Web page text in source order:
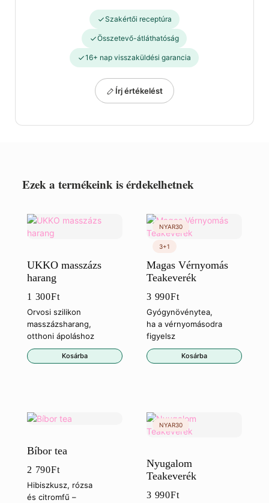
Szakértői receptúra
Összetevő-átláthatóság
16+ nap visszaküldési garancia
Írj értékelést
Ezek a termékeink is érdekelhetnek
UKKO masszázs
harang
1 300Ft
Orvosi szilikon
masszázsharang,
otthoni ápoláshoz
Kosárba
Magas Vérnyomás
Teakeverék
3 990Ft
Gyógynövénytea,
ha a vérnyomásodra
figyelsz
Kosárba
Bíbor tea
2 790Ft
Hibiszkusz, rózsa
és citromfű –
Nyugalom
Teakeverék
3 990Ft